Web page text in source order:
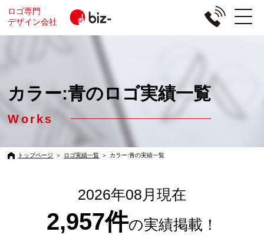
ロゴ専門
デザイン会社
カラー:青のロゴ実績一覧
Works
トップページ ＞ ロゴ実績一覧 ＞ カラー:青の実績一覧
2026年08月現在
2,957件の実績掲載！